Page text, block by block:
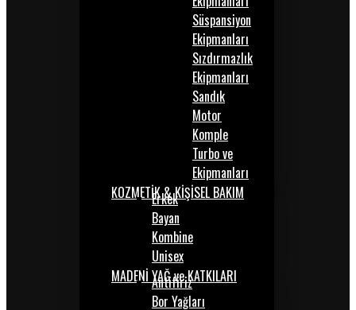
Süspansiyon
Ekipmanları
Sızdırmazlık
Ekipmanları
Sandık
Motor
Komple
Turbo ve
Ekipmanları
KOZMETİK & KİŞİSEL BAKIM
Erkek
Bayan
Kombine
Unisex
MADENİ YAĞ ve KATKILARI
Antifiriz
Bor Yağları